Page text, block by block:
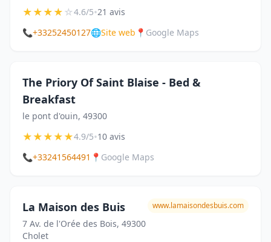
★★★★☆4.6/5•21 avis
📞+33252450127🌐Site web 📍 Google Maps
The Priory Of Saint Blaise - Bed &
Breakfast
le pont d'ouin, 49300
★★★★★4.9/5•10 avis
📞+33241564491 📍 Google Maps
La Maison des Buis
7 Av. de l'Orée des Bois, 49300
Cholet
www.lamaisondesbuis.com